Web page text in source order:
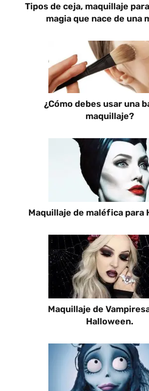
Tipos de ceja, maquillaje
magia que nace de una
¿Cómo debes usar una
maquillaje?
Maquillaje de maléfica para
Maquillaje de
Halloween.